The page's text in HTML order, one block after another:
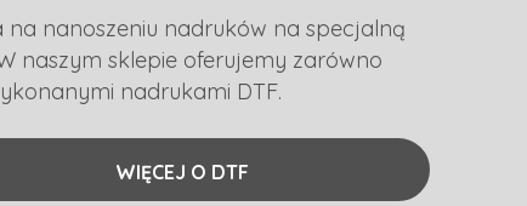
nanoszeniu nadruków na specjalną
naszym sklepie oferujemy zarówno
nadrukami DTF.
WIĘCEJ O DTF